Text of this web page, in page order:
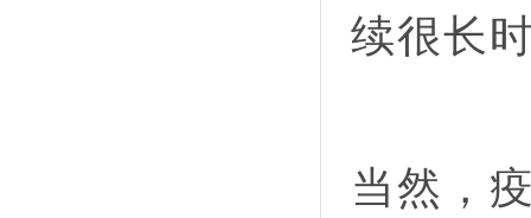
续很长
当然，